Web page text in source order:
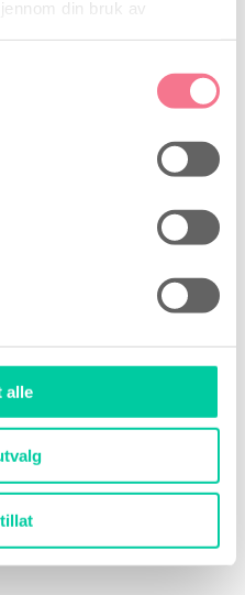
din bruk av
alle
steg, og det er
har eggløsning, og
du vil starte familie.
inseminasjon
av kvinner til å bli